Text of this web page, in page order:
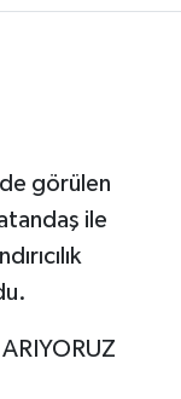
görülen
ile